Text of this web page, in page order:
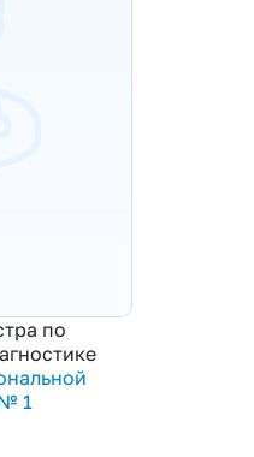
по
1